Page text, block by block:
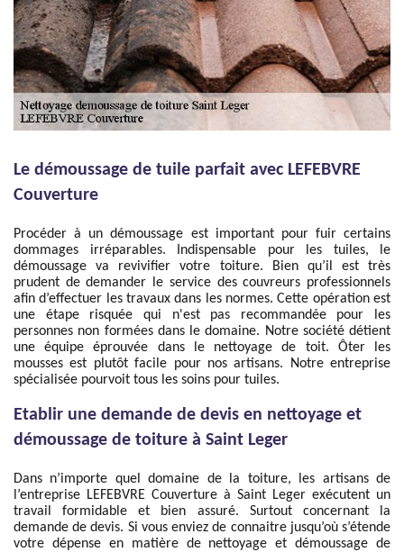
Le démoussage de tuile parfait avec LEFEBVRE
Couverture
Procéder à un démoussage est important pour fuir certains
dommages irréparables. Indispensable pour les tuiles, le
démoussage va revivifier votre toiture. Bien qu’il est très
prudent de demander le service des couvreurs professionnels
afin d’effectuer les travaux dans les normes. Cette opération est
une étape risquée qui n'est pas recommandée pour les
personnes non formées dans le domaine. Notre société détient
une équipe éprouvée dans le nettoyage de toit. Ôter les
mousses est plutôt facile pour nos artisans. Notre entreprise
spécialisée pourvoit tous les soins pour tuiles.
Etablir une demande de devis en nettoyage et
démoussage de toiture à Saint Leger
Dans n’importe quel domaine de la toiture, les artisans de
l’entreprise LEFEBVRE Couverture à Saint Leger exécutent un
travail formidable et bien assuré. Surtout concernant la
demande de devis. Si vous enviez de connaitre jusqu’où s’étende
votre dépense en matière de nettoyage et démoussage de